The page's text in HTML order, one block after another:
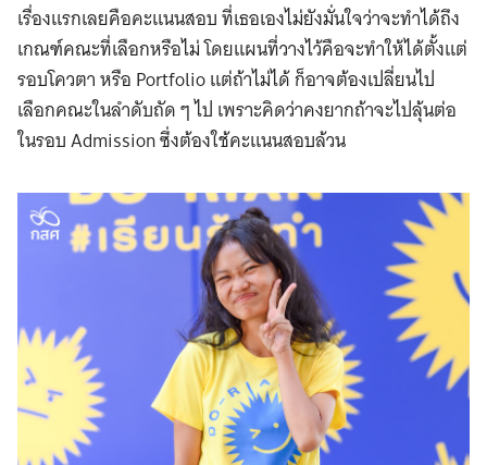
เรื่องแรกเลยคือคะแนนสอบ ที่เธอเองไม่ยังมั่นใจว่าจะทำได้ถึง
เกณฑ์คณะที่เลือกหรือไม่ โดยแผนที่วางไว้คือจะทำให้ได้ตั้งแต่
รอบโควตา หรือ Portfolio แต่ถ้าไม่ได้ ก็อาจต้องเปลี่ยนไป
เลือกคณะในลำดับถัด ๆ ไป เพราะคิดว่าคงยากถ้าจะไปลุ้นต่อ
ในรอบ Admission ซึ่งต้องใช้คะแนนสอบล้วน